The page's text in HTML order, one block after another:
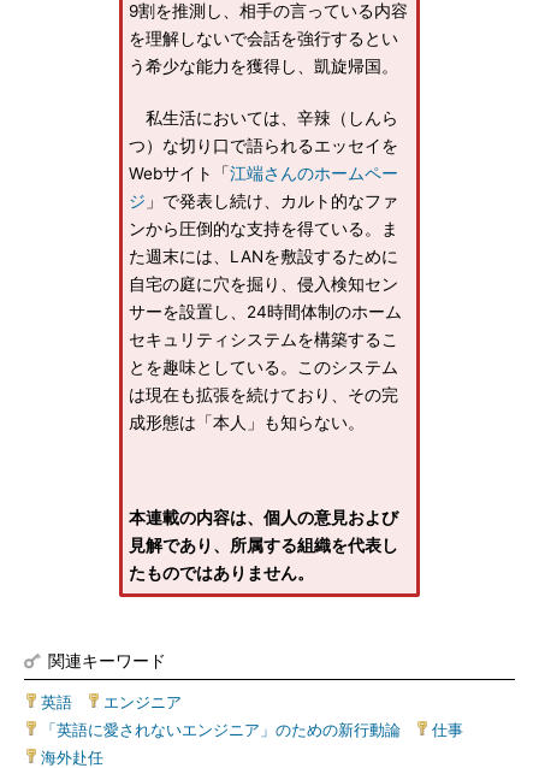
9割を推測し、相手の言っている内容
を理解しないで会話を強行するとい
う希少な能力を獲得し、凱旋帰国。
私生活においては、辛辣（しんら
つ）な切り口で語られるエッセイを
Webサイト「江端さんのホームペー
ジ 」で発表し続け、カルト的なファ
ンから圧倒的な支持を得ている。ま
た週末には、LANを敷設するために
自宅の庭に穴を掘り、侵入検知セン
サーを設置し、24時間体制のホーム
セキュリティシステムを構築するこ
とを趣味としている。このシステム
は現在も拡張を続けており、その完
成形態は「本人」も知らない。
本連載の内容は、個人の意見および
見解であり、所属する組織を代表し
たものではありません。
関連キーワード
英語 エンジニア
「英語に愛されないエンジニア」のための新行動論
仕事
海外赴任